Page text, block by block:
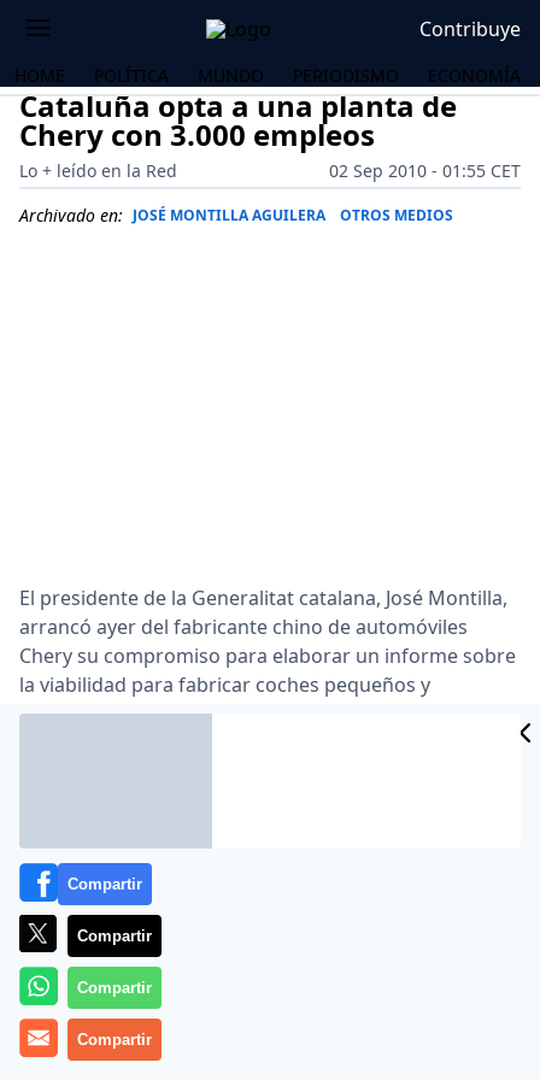
Contribuye
HOME POLÍTICA MUNDO PERIODISMO ECONOMÍA
Cataluña opta a una planta de
Chery con 3.000 empleos
Lo + leído en la Red
02 Sep 2010 - 01:55 CET
Archivado en: JOSÉ MONTILLA AGUILERA OTROS MEDIOS
El presidente de la Generalitat catalana, José Montilla,
arrancó ayer del fabricante chino de automóviles
Chery su compromiso para elaborar un informe sobre
la viabilidad para fabricar coches pequeños y
medianos en Cataluña … Además, el efecto positivo
Lea el artículo completo en
Compartir
Compartir
Compartir
Compartir